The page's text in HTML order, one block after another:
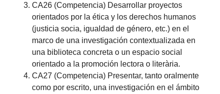
CA26 (Competencia) Desarrollar proyectos
orientados por la ética y los derechos humanos
(justicia socia, igualdad de género, etc.) en el
marco de una investigación contextualizada en
una biblioteca concreta o un espacio social
orientado a la promoción lectora o literària.
CA27 (Competencia) Presentar, tanto oralmente
como por escrito, una investigación en el ámbito